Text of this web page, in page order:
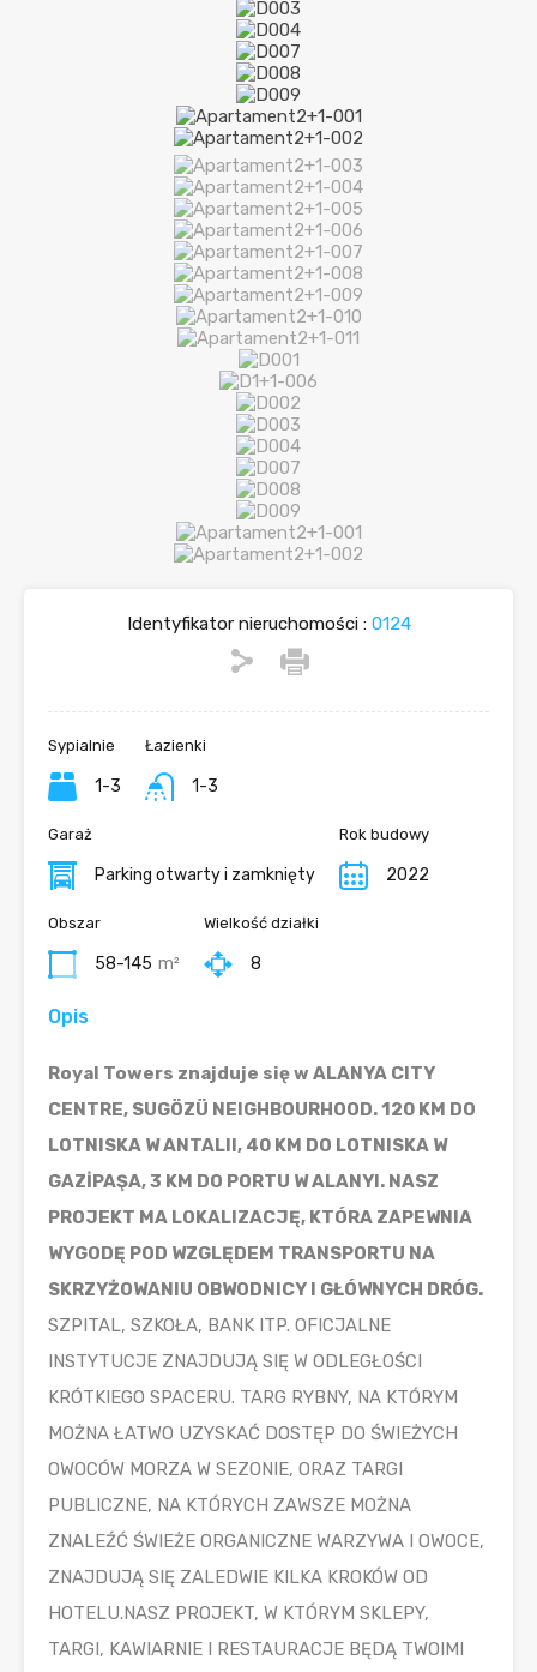
Identyfikator nieruchomości :0124
Sypialnie
1-3
Łazienki
1-3
Garaż
Parking otwarty i zamknięty
Rok budowy
2022
Obszar
58-145 m²
Wielkość działki
8
Opis
Royal Towers znajduje się w ALANYA CITY
CENTRE, SUGÖZÜ NEIGHBOURHOOD. 120 KM DO
LOTNISKA W ANTALII, 40 KM DO LOTNISKA W
GAZİPAŞA, 3 KM DO PORTU W ALANYI. NASZ
PROJEKT MA LOKALIZACJĘ, KTÓRA ZAPEWNIA
WYGODĘ POD WZGLĘDEM TRANSPORTU NA
SKRZYŻOWANIU OBWODNICY I GŁÓWNYCH DRÓG.
SZPITAL, SZKOŁA, BANK ITP. OFICJALNE
INSTYTUCJE ZNAJDUJĄ SIĘ W ODLEGŁOŚCI
KRÓTKIEGO SPACERU. TARG RYBNY, NA KTÓRYM
MOŻNA ŁATWO UZYSKAĆ DOSTĘP DO ŚWIEŻYCH
OWOCÓW MORZA W SEZONIE, ORAZ TARGI
PUBLICZNE, NA KTÓRYCH ZAWSZE MOŻNA
ZNALEŹĆ ŚWIEŻE ORGANICZNE WARZYWA I OWOCE,
ZNAJDUJĄ SIĘ ZALEDWIE KILKA KROKÓW OD
HOTELU.NASZ PROJEKT, W KTÓRYM SKLEPY,
TARGI, KAWIARNIE I RESTAURACJE BĘDĄ TWOIMI